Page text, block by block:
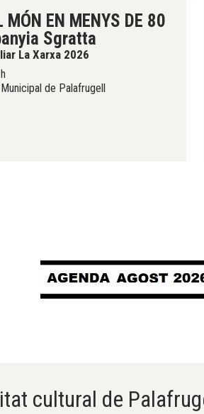
MÓN EN MENYS DE 80
Sgratta
La Xarxa 2026
de Palafrugell
cultural de